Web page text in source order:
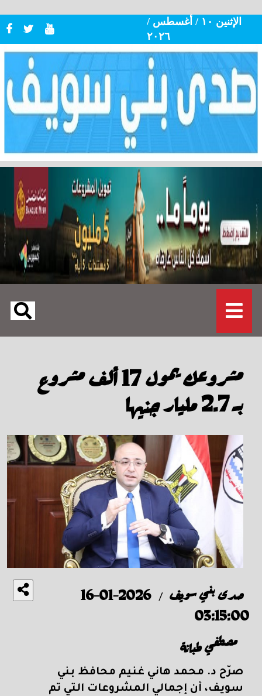
الإثنين ١٠ / أغسطس /
٢٠٢٦
مشروعك يمول 17 ألف مشروع
بـ 2.7 مليار جنيها
صدى بني سويف /
2026-01-16
03:15:00
مصطفي طبانة
صرّح د. محمد هاني غنيم محافظ بني
سويف، أن إجمالي المشروعات التي تم